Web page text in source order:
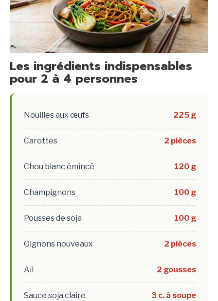
Les ingrédients indispensables
pour 2 à 4 personnes
Nouilles aux œufs 225 g
Carottes 2 pièces
Chou blanc émincé 120 g
Champignons 100 g
Pousses de soja 100 g
Oignons nouveaux 2 pièces
Ail 2 gousses
Sauce soja claire 3 c. à soupe